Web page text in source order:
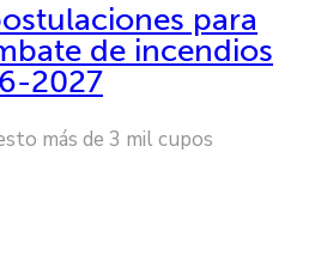
para
de incendios
2027
más de 3 mil cupos